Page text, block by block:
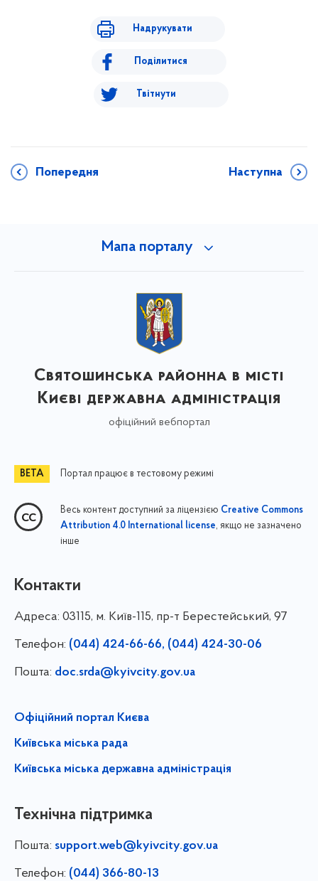
Надрукувати
Поділитися
Твітнути
Попередня Наступна
Мапа порталу
Святошинська районна в місті
Києві державна адміністрація
офіційний вебпортал
Портал працює в тестовому режимі
Весь контент доступний за ліцензією Creative Commons
Attribution 4.0 International license, якщо не зазначено
інше
Контакти
Адреса: 03115, м. Київ-115, пр-т Берестейський, 97
Телефон: (044) 424-66-66, (044) 424-30-06
Пошта: doc.srda@kyivcity.gov.ua
Офіційний портал Києва
Київська міська рада
Київська міська державна адміністрація
Технічна підтримка
Пошта: support.web@kyivcity.gov.ua
Телефон: (044) 366-80-13